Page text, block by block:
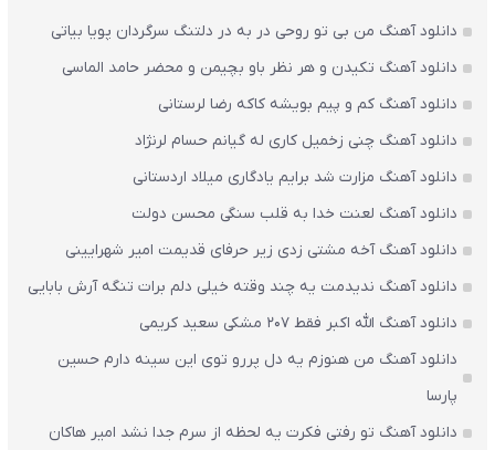
دانلود آهنگ من بی تو روحی در به در دلتنگ سرگردان پویا بیاتی
دانلود آهنگ تکیدن و هر نظر باو بچیمن و محضر حامد الماسی
دانلود آهنگ کم و پیم بویشه کاکه رضا لرستانی
دانلود آهنگ چنی زخمیل کاری له گیانم حسام لرنژاد
دانلود آهنگ مزارت شد برایم یادگاری میلاد اردستانی
دانلود آهنگ لعنت خدا به قلب سنگی محسن دولت
دانلود آهنگ آخه مشتی زدی زیر حرفای قدیمت امیر شهرایینی
دانلود آهنگ ندیدمت یه چند وقته خیلی دلم برات تنگه آرش بابایی
دانلود آهنگ الله اکبر فقط 207 مشکی سعید کریمی
دانلود آهنگ من هنوزم یه دل پررو توی این سینه دارم حسین
پارسا
دانلود آهنگ تو رفتی فکرت یه لحظه از سرم جدا نشد امیر هاکان